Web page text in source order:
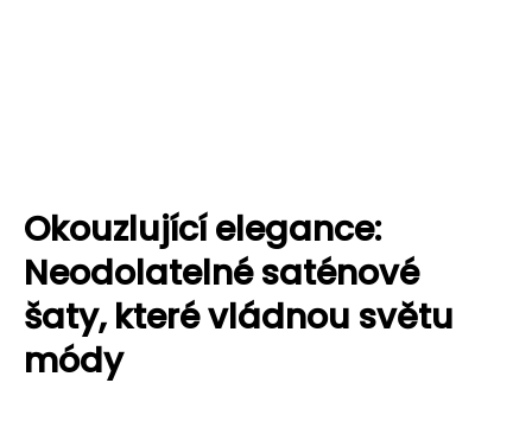
Okouzlující elegance:
Neodolatelné saténové
šaty, které vládnou světu
módy